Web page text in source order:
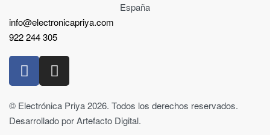
España
info@electronicapriya.com
922 244 305
© Electrónica Priya 2026. Todos los derechos reservados.
Desarrollado por Artefacto Digital.